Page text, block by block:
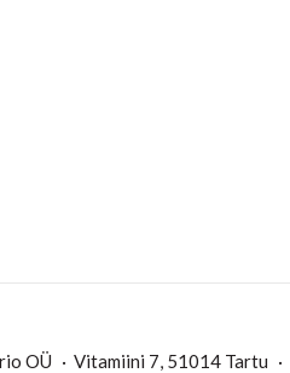
OÜ Vitamiini 7, 51014 Tartu